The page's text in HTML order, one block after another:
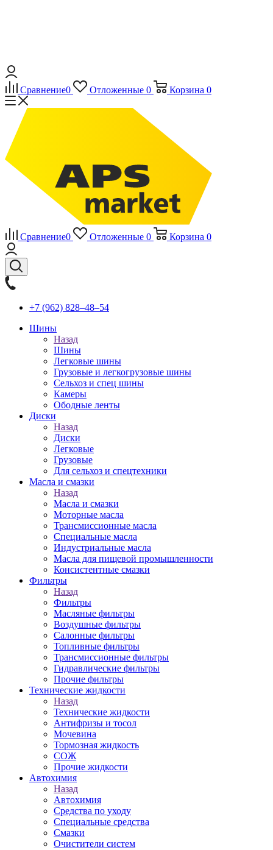
Сравнение0 Отложенные 0 Корзина 0
Сравнение0 Отложенные 0 Корзина 0
+7 (962) 828‒48‒54
Шины
Назад
Шины
Легковые шины
Грузовые и легкогрузовые шины
Сельхоз и спец шины
Камеры
Ободные ленты
Диски
Назад
Диски
Легковые
Грузовые
Для сельхоз и спецтехники
Масла и смазки
Назад
Масла и смазки
Моторные масла
Трансмиссионные масла
Специальные масла
Индустриальные масла
Масла для пищевой промышленности
Консистентные смазки
Фильтры
Назад
Фильтры
Масляные фильтры
Воздушные фильтры
Салонные фильтры
Топливные фильтры
Трансмиссионные фильтры
Гидравлические фильтры
Прочие фильтры
Технические жидкости
Назад
Технические жидкости
Антифризы и тосол
Мочевина
Тормозная жидкость
СОЖ
Прочие жидкости
Автохимия
Назад
Автохимия
Средства по уходу
Специальные средства
Смазки
Очистители систем